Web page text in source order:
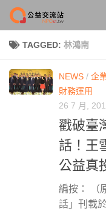
Skip to content
TAGGED: 林鴻南
NEWS / 企
財務運用
26 7 月,
戳破臺
話！王
公益真
編按： （
話」刊載